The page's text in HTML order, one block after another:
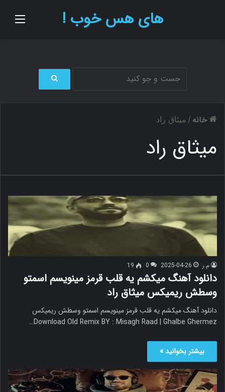
های هس خوب !
ج
ی
خانه / میثاق راد
میثاق راد
م.ر 2025-04-26
0
19
دانلود آهنگ میکشم یه قلب قرمز مینویسم اسمتو
وسطش ریمیکس میثاق راد
دانلود آهنگ میکشم یه قلب قرمز مینویسم اسمتو وسطش ریمیکس
Download Old Remix BY : Misagh Raad | Ghalbe Ghermez…
بیشتر بخوانید »